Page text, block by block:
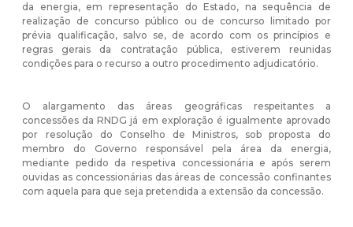
da energia, em representação do Estado, na sequência de
realização de concurso público ou de concurso limitado por
prévia qualificação, salvo se, de acordo com os princípios e
regras gerais da contratação pública, estiverem reunidas
condições para o recurso a outro procedimento adjudicatório.
O alargamento das áreas geográficas respeitantes a
concessões da RNDG já em exploração é igualmente aprovado
por resolução do Conselho de Ministros, sob proposta do
membro do Governo responsável pela área da energia,
mediante pedido da respetiva concessionária e após serem
ouvidas as concessionárias das áreas de concessão confinantes
com aquela para que seja pretendida a extensão da concessão.